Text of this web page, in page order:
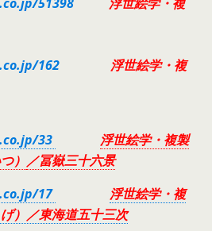
162
浮世絵学・複
33
浮世絵学・複製
） ／冨嶽三十六景
17
浮世絵学・複
／東海道五十三次